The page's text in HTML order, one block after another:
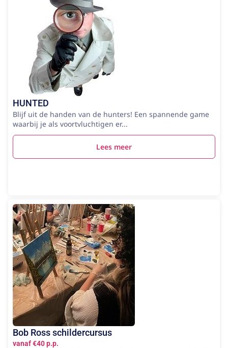
HUNTED
Blijf uit de handen van de hunters! Een spannende game
waarbij je als voortvluchtigen er...
Lees meer
Bob Ross schildercursus
vanaf €40 p.p.